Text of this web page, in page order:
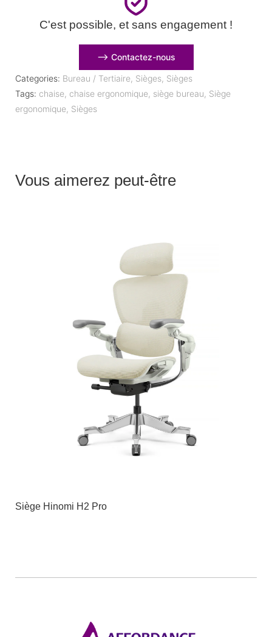
C'est possible, et sans engagement !
⟶ Contactez-nous
Categories: Bureau / Tertiaire, Sièges, Sièges
Tags: chaise, chaise ergonomique, siège bureau, Siège
ergonomique, Sièges
Vous aimerez peut-être
Siège Hinomi H2 Pro